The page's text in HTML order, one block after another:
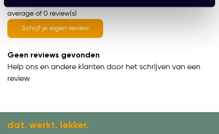
average of 0 review(s)
Schrijf je eigen review
Geen reviews gevonden
Help ons en andere klanten door het schrijven van een
review
dat. werkt. lekker.